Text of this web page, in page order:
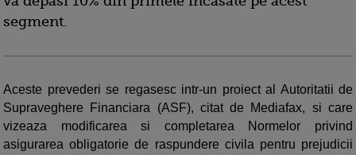
segment.
Aceste prevederi se regasesc intr-un proiect al Autoritatii de
Supraveghere Financiara (ASF), citat de Mediafax, si care
vizeaza modificarea si completarea Normelor privind
asigurarea obligatorie de raspundere civila pentru prejudicii